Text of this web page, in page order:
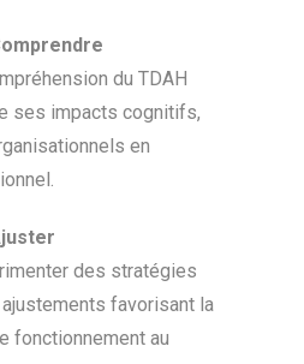
du TDAH
ses impacts cognitifs,
en
des stratégies
favorisant la
fonctionnement au